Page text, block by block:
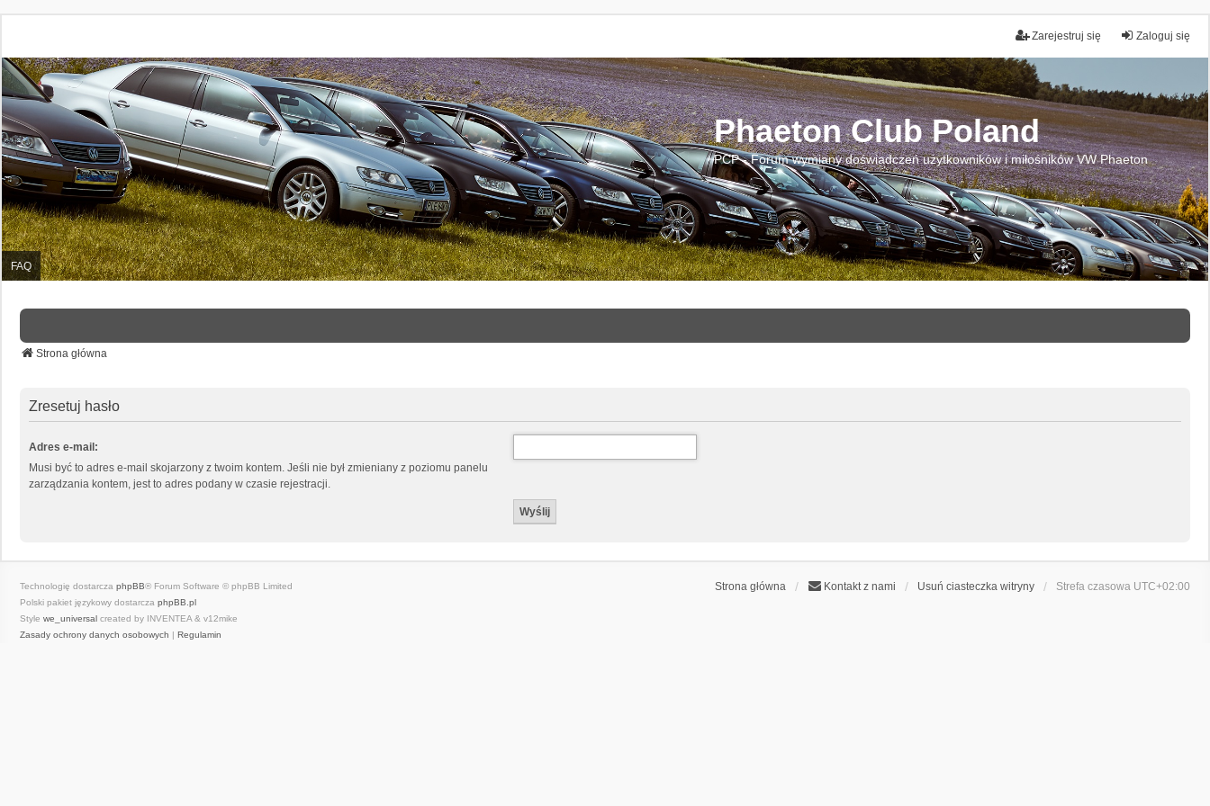
Zaloguj się
Zarejestruj się
Phaeton Club Poland
PCP - Forum wymiany doświadczeń użytkowników i miłośników VW Phaeton
FAQ
Strona główna
Zresetuj hasło
Adres e-mail:
Musi być to adres e-mail skojarzony z twoim kontem. Jeśli nie był zmieniany z poziomu panelu
zarządzania kontem, jest to adres podany w czasie rejestracji.
Strona główna Kontakt z nami Usuń ciasteczka witryny Strefa czasowa UTC+02:00
Technologię dostarcza phpBB® Forum Software © phpBB Limited
Polski pakiet językowy dostarcza phpBB.pl
Style we_universal created by INVENTEA & v12mike
Zasady ochrony danych osobowych | Regulamin